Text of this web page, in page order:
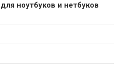
ноутбуков и нетбуков